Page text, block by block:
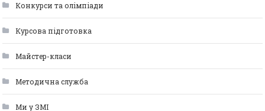
Конкурси та олімпіади
Курсова підготовка
Майстер-класи
Методична служба
Ми у ЗМІ